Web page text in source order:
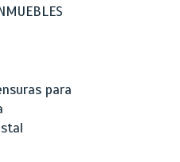
para